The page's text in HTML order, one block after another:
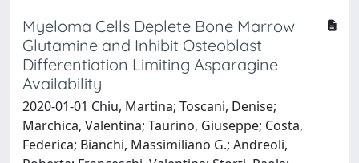
Myeloma Cells Deplete Bone Marrow
Glutamine and Inhibit Osteoblast
Differentiation Limiting Asparagine
Availability
2020-01-01 Chiu, Martina; Toscani, Denise;
Marchica, Valentina; Taurino, Giuseppe; Costa,
Federica; Bianchi, Massimiliano G.; Andreoli,